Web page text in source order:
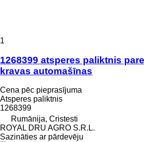
1
1268399 atsperes paliktnis
kravas automašīnas
Cena pēc pieprasījuma
Atsperes paliktnis
1268399
Rumānija, Cristesti
ROYAL DRU AGRO S.R.L.
Sazināties ar pārdevēju